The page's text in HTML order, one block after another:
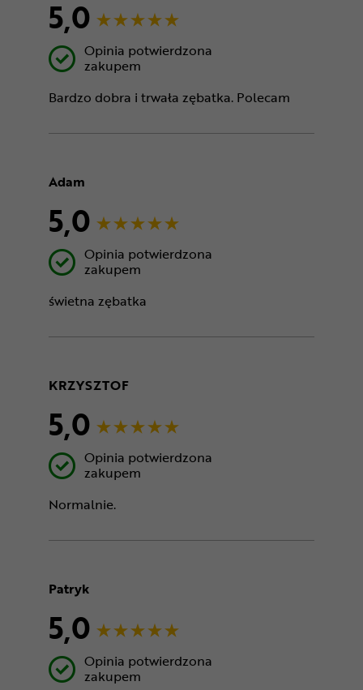
5,0
Opinia potwierdzona
zakupem
Bardzo dobra i trwała zębatka. Polecam
Adam
5,0
Opinia potwierdzona
zakupem
świetna zębatka
KRZYSZTOF
5,0
Opinia potwierdzona
zakupem
Normalnie.
Patryk
5,0
Opinia potwierdzona
zakupem